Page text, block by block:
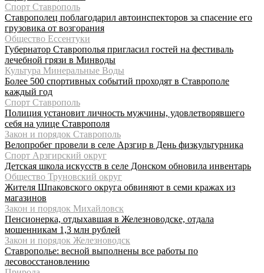
Спорт Ставрополь
Ставрополец поблагодарил автоинспекторов за спасение его
грузовика от возгорания
Общество Ессентуки
Губернатор Ставрополья пригласил гостей на фестиваль
лечебной грязи в Минводы
Культура Минеральные Воды
Более 500 спортивных событий проходят в Ставрополе
каждый год
Спорт Ставрополь
Полиция установит личность мужчины, удовлетворявшего
себя на улице Ставрополя
Закон и порядок Ставрополь
Велопробег провели в селе Арзгир в День физкультурника
Спорт Арзгирский округ
Детская школа искусств в селе Донском обновила инвентарь
Общество Труновский округ
Жителя Шпаковского округа обвиняют в семи кражах из
магазинов
Закон и порядок Михайловск
Пенсионерка, отдыхавшая в Железноводске, отдала
мошенникам 1,3 млн рублей
Закон и порядок Железноводск
Ставрополье: весной выполнены все работы по
лесовосстановлению